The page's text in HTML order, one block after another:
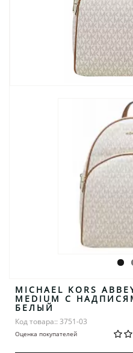
MICHAEL KORS
MEDIUM С
БЕЛЫЙ
Код товара:: 3751-03
Оценка покупателей